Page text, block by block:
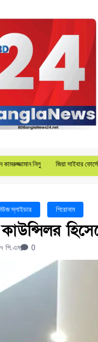
জিয়া সাইবার ফোর্সের কেন্দ্রীয়
স্লাইডার শিরোনাম
পি.এম 0